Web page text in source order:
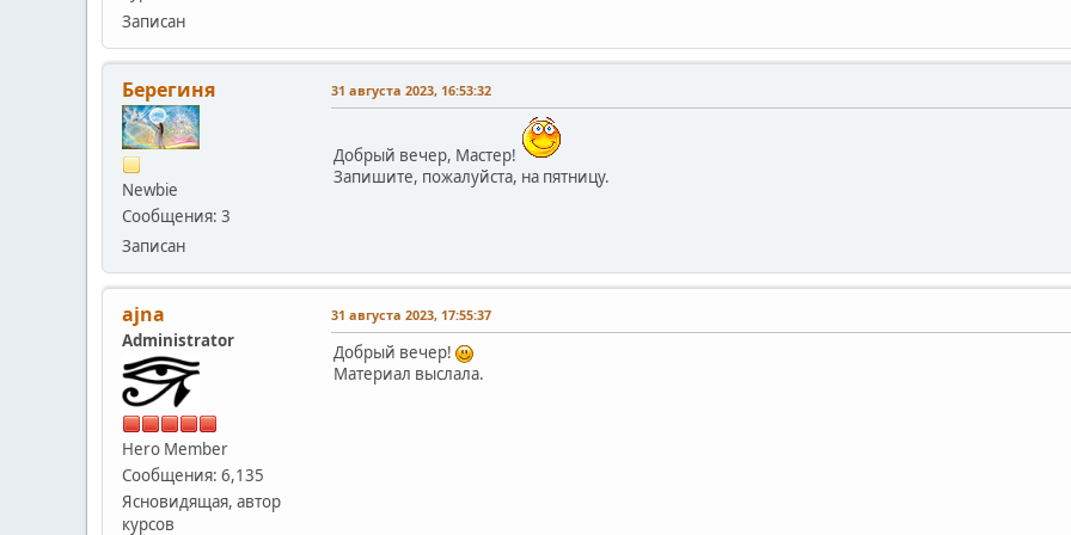
Записан
Берегиня
Newbie
Сообщения: 3
Записан
31 августа 2023, 16:53:32
Добрый вечер, Мастер!
Запишите, пожалуйста, на пятницу.
ajna
Administrator
Hero Member
Сообщения: 6,135
Ясновидящая, автор
курсов
31 августа 2023, 17:55:37
Добрый вечер!
Материал выслала.